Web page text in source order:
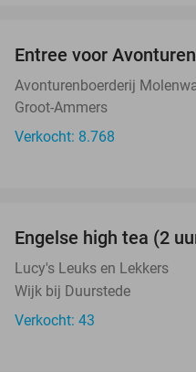
Entree voor
Avonturenboerderij
Groot-Ammers
Verkocht: 8.768
Engelse high tea (2
Lucy's Leuks en Lekkers
Wijk bij Duurstede
Verkocht: 43